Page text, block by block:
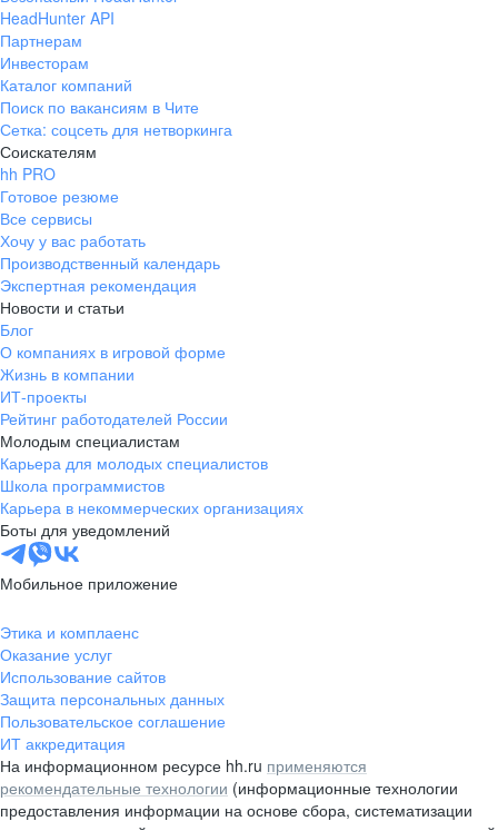
HeadHunter API
Партнерам
Инвесторам
Каталог компаний
Поиск по вакансиям в Чите
Сетка: соцсеть для нетворкинга
Соискателям
hh PRO
Готовое резюме
Все сервисы
Хочу у вас работать
Производственный календарь
Экспертная рекомендация
Новости и статьи
Блог
О компаниях в игровой форме
Жизнь в компании
ИТ-проекты
Рейтинг работодателей России
Молодым специалистам
Карьера для молодых специалистов
Школа программистов
Карьера в некоммерческих организациях
Боты для уведомлений
Мобильное приложение
Этика и комплаенс
Оказание услуг
Использование сайтов
Защита персональных данных
Пользовательское соглашение
ИТ аккредитация
На информационном ресурсе hh.ru применяются
рекомендательные технологии (информационные технологии
предоставления информации на основе сбора, систематизации